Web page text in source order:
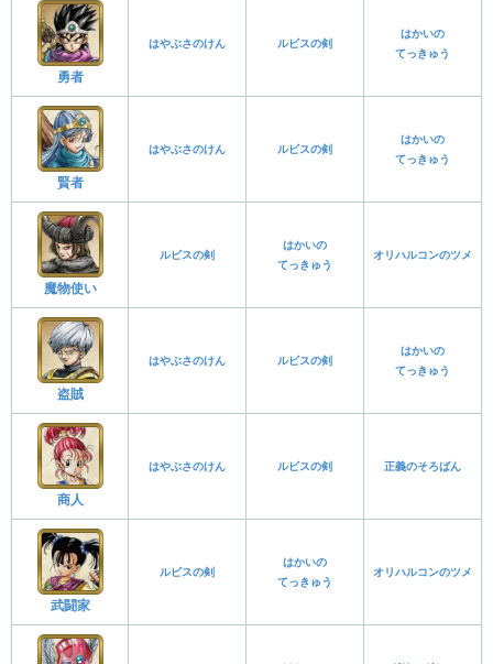
勇者
はやぶさのけん ルビスの剣
はかいの
てっきゅう
賢者
はやぶさのけん ルビスの剣
はかいの
てっきゅう
魔物使い
ルビスの剣
はかいの
てっきゅう
オリハルコンのツメ
盗賊
はやぶさのけん ルビスの剣
はかいの
てっきゅう
商人
はやぶさのけん ルビスの剣 正義のそろばん
武闘家
ルビスの剣
はかいの
てっきゅう
オリハルコンのツメ